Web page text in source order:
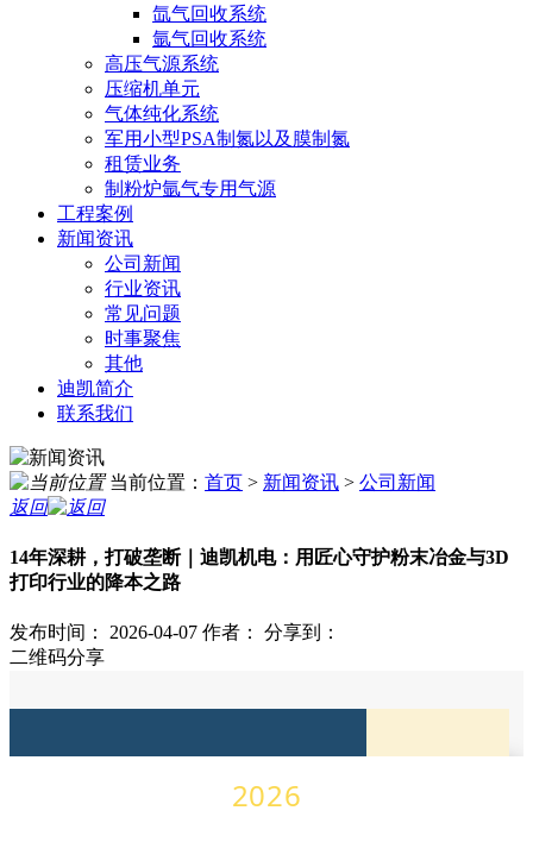
氙气回收系统
氩气回收系统
高压气源系统
压缩机单元
气体纯化系统
军用小型PSA制氮以及膜制氮
租赁业务
制粉炉氩气专用气源
工程案例
新闻资讯
公司新闻
行业资讯
常见问题
时事聚焦
其他
迪凯简介
联系我们
当前位置： 首页 > 新闻资讯 > 公司新闻
返回
14年深耕，打破垄断｜迪凯机电：用匠心守护粉末冶金与3D
打印行业的降本之路
发布时间： 2026-04-07 作者：
分享到：
二维码分享
2026